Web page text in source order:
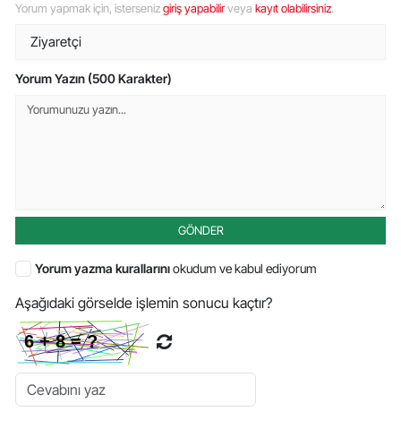
Yorum yapmak için, istersenizgiriş yapabilirveya kayıt olabilirsiniz.
Yorum Yazın (500 Karakter)
GÖNDER
Yorum yazma kurallarınıokudum ve kabul ediyorum
Aşağıdaki görselde işlemin sonucu kaçtır?